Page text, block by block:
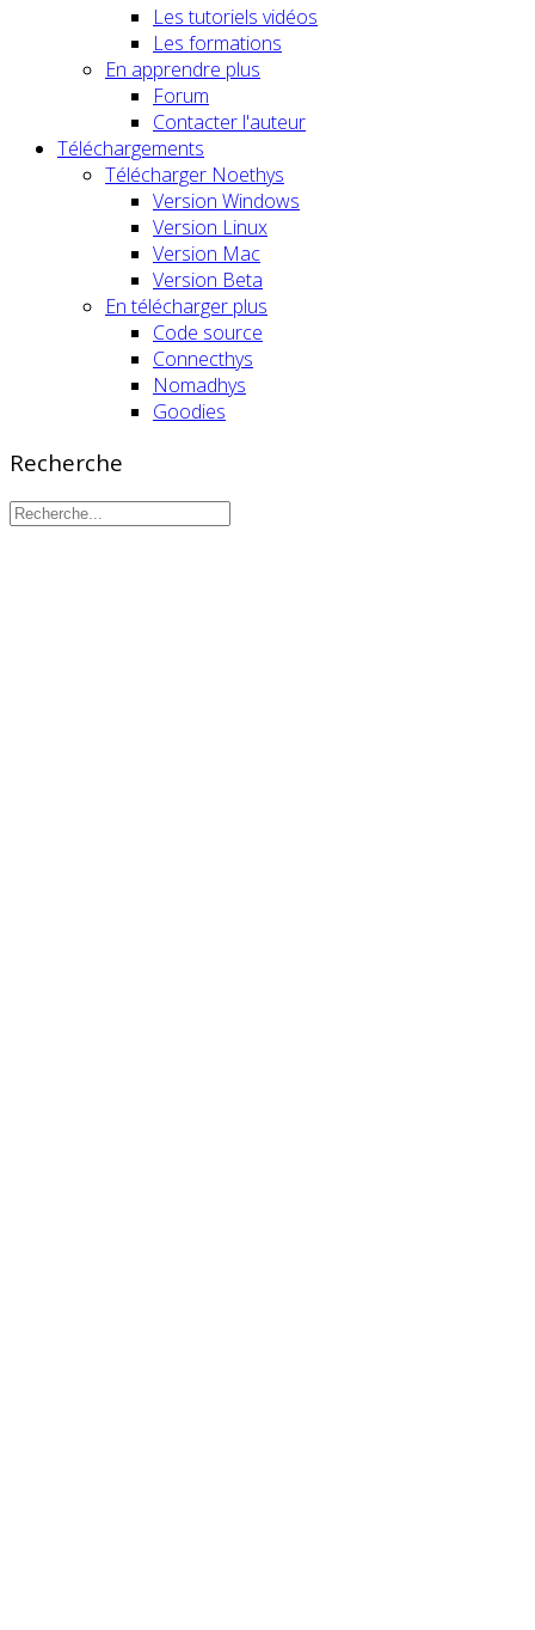
Les tutoriels vidéos
Les formations
En apprendre plus
Forum
Contacter l'auteur
Téléchargements
Télécharger Noethys
Version Windows
Version Linux
Version Mac
Version Beta
En télécharger plus
Code source
Connecthys
Nomadhys
Goodies
Recherche